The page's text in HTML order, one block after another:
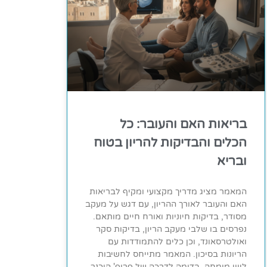
בריאות האם והעובר: כל
הכלים והבדיקות להריון בטוח
ובריא
המאמר מציג מדריך מקצועי ומקיף לבריאות
האם והעובר לאורך ההריון, עם דגש על מעקב
מסודר, בדיקות חיוניות ואורח חיים מותאם.
נפרסים בו שלבי מעקב הריון, בדיקות סקר
ואולטרסאונד, וכן כלים להתמודדות עם
הריונות בסיכון. המאמר מתייחס לחשיבות